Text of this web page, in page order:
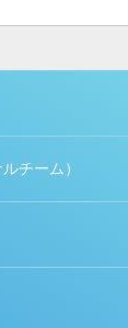
チーム）